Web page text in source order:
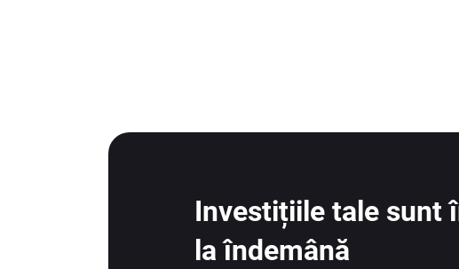
Investițiile tale sunt
la îndemână